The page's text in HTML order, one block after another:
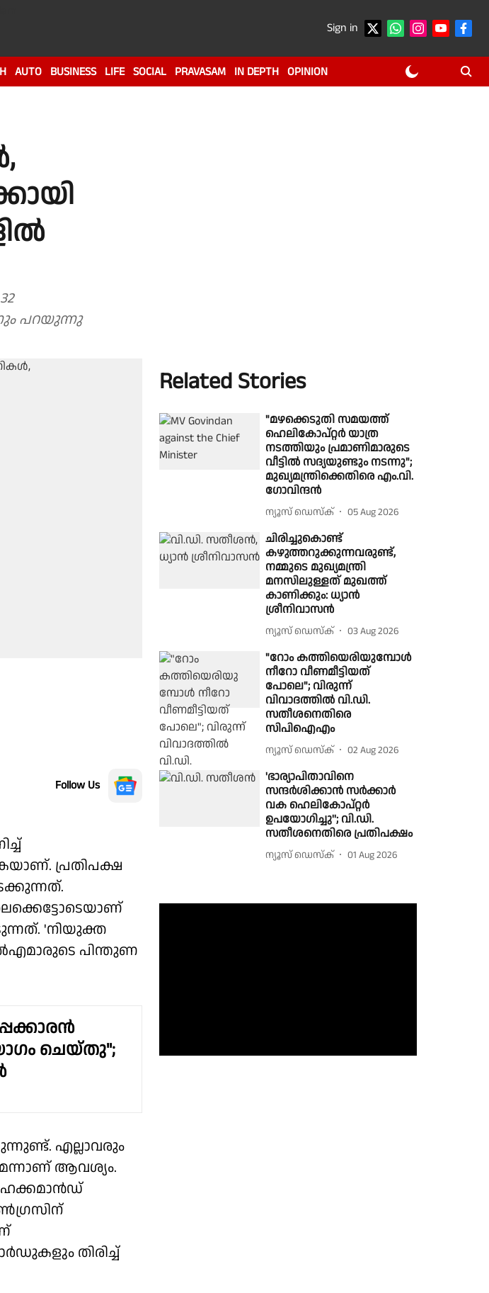
Sign in
AUTO BUSINESS LIFE SOCIAL PRAVASAM IN DEPTH OPINION
പറയുന്നു
Follow Us
പ്രതിപക്ഷ
'നിയുക്ത
പിന്തുണ
ചെയ്തു";
എല്ലാവരും
ആവശ്യം.
തിരിച്ച്
Related Stories
"മഴക്കെടുതി സമയത്ത്
ഹെലികോപ്റ്റർ യാത്ര
നടത്തിയും പ്രമാണിമാരുടെ
വീട്ടിൽ സദ്യയുണ്ടും നടന്നു";
മുഖ്യമന്ത്രിക്കെതിരെ എം.വി.
ഗോവിന്ദൻ
ന്യൂസ് ഡെസ്ക് 05 Aug 2026
ചിരിച്ചുകൊണ്ട്
കഴുത്തറുക്കുന്നവരുണ്ട്,
നമ്മുടെ മുഖ്യമന്ത്രി
മനസിലുള്ളത് മുഖത്ത്
കാണിക്കും: ധ്യാൻ
ശ്രീനിവാസൻ
ന്യൂസ് ഡെസ്ക് 03 Aug 2026
"റോം കത്തിയെരിയുമ്പോൾ
നീറോ വീണമീട്ടിയത്
പോലെ"; വിരുന്ന്
വിവാദത്തിൽ വി.ഡി.
സതീശനെതിരെ
സിപിഐഎം
ന്യൂസ് ഡെസ്ക് 02 Aug 2026
'ഭാര്യാപിതാവിനെ
സന്ദർശിക്കാൻ സർക്കാർ
വക ഹെലികോപ്റ്റർ
ഉപയോഗിച്ചു''; വി.ഡി.
സതീശനെതിരെ പ്രതിപക്ഷം
ന്യൂസ് ഡെസ്ക് 01 Aug 2026